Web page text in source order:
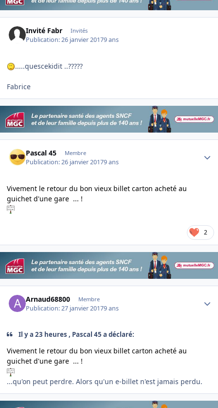
Invité Fabr Invités
Publication:26 janvier 20179 ans
.....quescekidit ..?????
Fabrice
Pascal 45 Membre
Publication:26 janvier 20179 ans
Vivement le retour du bon vieux billet carton acheté au
guichet d'une gare ... !
2
Arnaud68800 Membre
Publication:27 janvier 20179 ans
Il y a 23 heures , Pascal 45 a déclaré:
Vivement le retour du bon vieux billet carton acheté au
guichet d'une gare ... !
...qu'on peut perdre. Alors qu'un e-billet n'est jamais perdu.